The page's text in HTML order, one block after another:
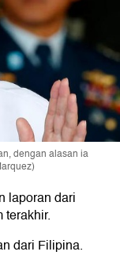
dengan alasan ia
laporan dari
terakhir.
dari Filipina.